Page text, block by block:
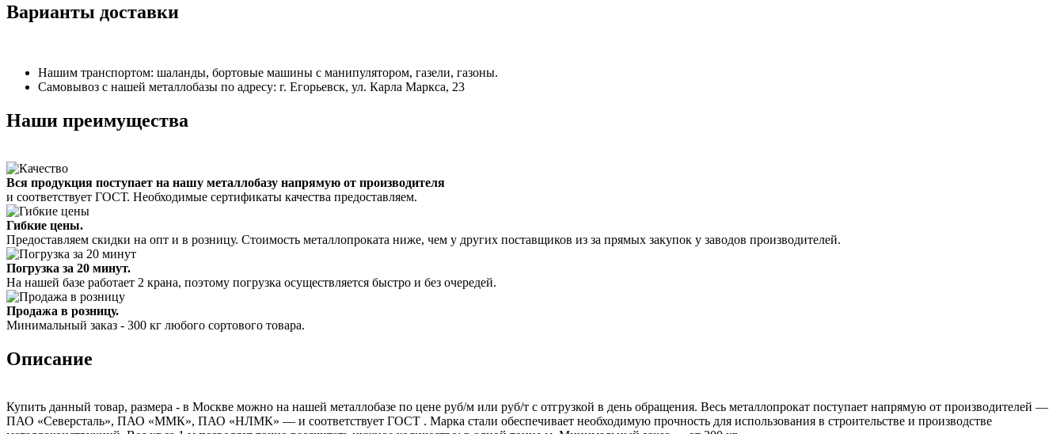
Варианты доставки
Нашим транспортом: шаланды, бортовые машины с манипулятором, газели, газоны.
Самовывоз с нашей металлобазы по адресу: г. Егорьевск, ул. Карла Маркса, 23
Наши преимущества
Вся продукция поступает на нашу металлобазу напрямую от производителя
и соответствует ГОСТ. Необходимые сертификаты качества предоставляем.
Гибкие цены.
Предоставляем скидки на опт и в розницу. Стоимость металлопроката ниже, чем у других поставщиков из за прямых закупок у заводов производителей.
Погрузка за 20 минут.
На нашей базе работает 2 крана, поэтому погрузка осуществляется быстро и без очередей.
Продажа в розницу.
Минимальный заказ - 300 кг любого сортового товара.
Описание
Купить данный товар, размера - в Москве можно на нашей металлобазе по цене руб/м или руб/т с отгрузкой в день обращения. Весь металлопрокат поступает напрямую от производителей —
ПАО «Северсталь», ПАО «ММК», ПАО «НЛМК» — и соответствует ГОСТ . Марка стали обеспечивает необходимую прочность для использования в строительстве и производстве